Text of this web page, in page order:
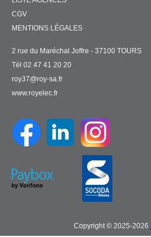
CGV
MENTIONS LÉGALES
2 rue du Maréchal Joffre - 37100 TOURS
Tél 02 47 41 20 20
roy37@roy-sa.fr
www.royelec.fr
Copyright © 2025-2026